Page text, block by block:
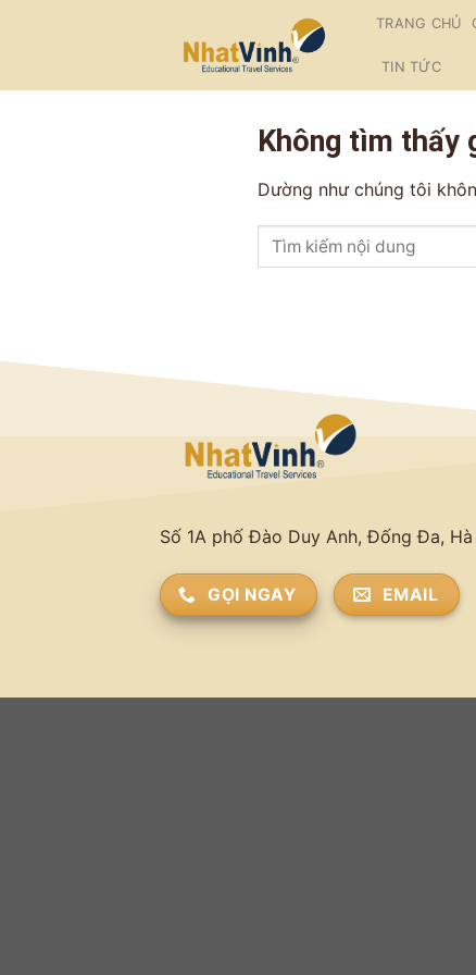
(tạm
TRANG CHỦ
TIN TỨC
Không tìm thấy
Dường như chúng tôi
Số 1A phố Đào Duy Anh, Đống Đa,
GỌI NGAY EMAIL